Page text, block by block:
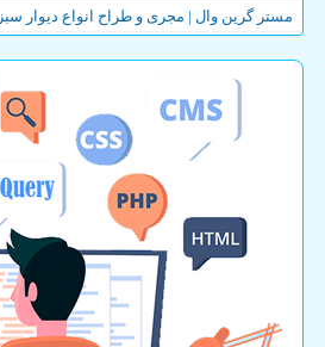
مستر گرین وال | مجری و طراح انواع دیوار سبز